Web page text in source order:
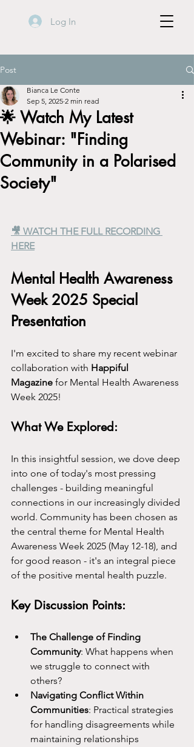
Log In
Post
🌟 Watch My Latest
Webinar: "Finding
Community in a Polarised
Society"
Bianca Le Conte
Sep 5, 2025 2 min read
🎥 WATCH THE FULL RECORDING
HERE
Mental Health Awareness
Week 2025 Special
Presentation
I'm excited to share my recent webinar
collaboration with Happiful
Magazine for Mental Health Awareness
Week 2025!
What We Explored:
In this insightful session, we dove deep
into one of today's most pressing
challenges - building meaningful
connections in our increasingly divided
world. Community has been chosen as
the central theme for Mental Health
Awareness Week 2025 (May 12-18), and
for good reason - it's an integral piece
of the positive mental health puzzle.
Key Discussion Points:
The Challenge of Finding
Community: What happens when
we struggle to connect with
others?
Navigating Conflict Within
Communities: Practical strategies
for handling disagreements while
maintaining relationships